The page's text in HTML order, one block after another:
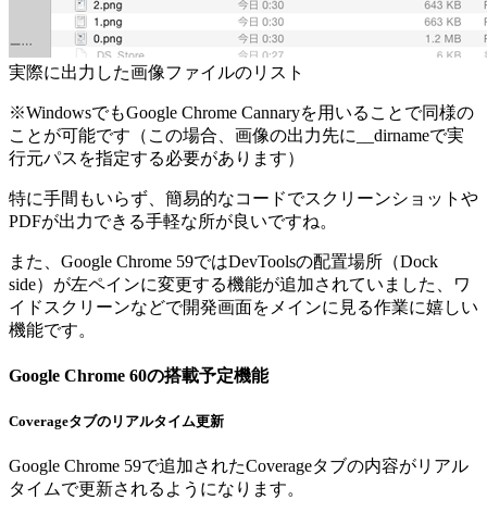
実際に出力した画像ファイルのリスト
※WindowsでもGoogle Chrome Cannaryを用いることで同様の
ことが可能です（この場合、画像の出力先に__dirnameで実
行元パスを指定する必要があります）
特に手間もいらず、簡易的なコードでスクリーンショットや
PDFが出力できる手軽な所が良いですね。
また、Google Chrome 59ではDevToolsの配置場所（Dock
side）が左ペインに変更する機能が追加されていました、ワ
イドスクリーンなどで開発画面をメインに見る作業に嬉しい
機能です。
Google Chrome 60の搭載予定機能
Coverageタブのリアルタイム更新
Google Chrome 59で追加されたCoverageタブの内容がリアル
タイムで更新されるようになります。